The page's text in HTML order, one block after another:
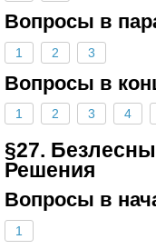
Вопросы в
1 2 3
Вопросы в
1 2 3 4
§27.
Решения
Вопросы в
1